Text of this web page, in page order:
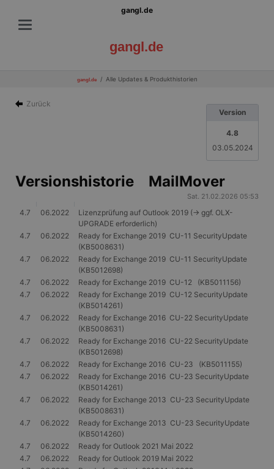
gangl.de
gangl.de
gangl.de Alle Updates & Produkthistorien
Zurück
Version
4.8
03.05.2024
Versionshistorie MailMover
Sat. 21.02.2026 05:53
4.7 06.2022
Lizenzprüfung auf Outlook 2019 (-> ggf. OLX-
UPGRADE erforderlich)
4.7
06.2022
Ready for Exchange 2019 CU-11 SecurityUpdate
(KB5008631)
4.7
06.2022
Ready for Exchange 2019 CU-11 SecurityUpdate
(KB5012698)
4.7
06.2022
Ready for Exchange 2019 CU-12 (KB5011156)
4.7
06.2022
Ready for Exchange 2019 CU-12 SecurityUpdate
(KB5014261)
4.7
06.2022
Ready for Exchange 2016 CU-22 SecurityUpdate
(KB5008631)
4.7
06.2022
Ready for Exchange 2016 CU-22 SecurityUpdate
(KB5012698)
4.7
06.2022
Ready for Exchange 2016 CU-23 (KB5011155)
4.7
06.2022
Ready for Exchange 2016 CU-23 SecurityUpdate
(KB5014261)
4.7
06.2022
Ready for Exchange 2013 CU-23 SecurityUpdate
(KB5008631)
4.7
06.2022
Ready for Exchange 2013 CU-23 SecurityUpdate
(KB5014260)
4.7
06.2022
Ready for Outlook 2021 Mai 2022
4.7
06.2022
Ready for Outlook 2019 Mai 2022